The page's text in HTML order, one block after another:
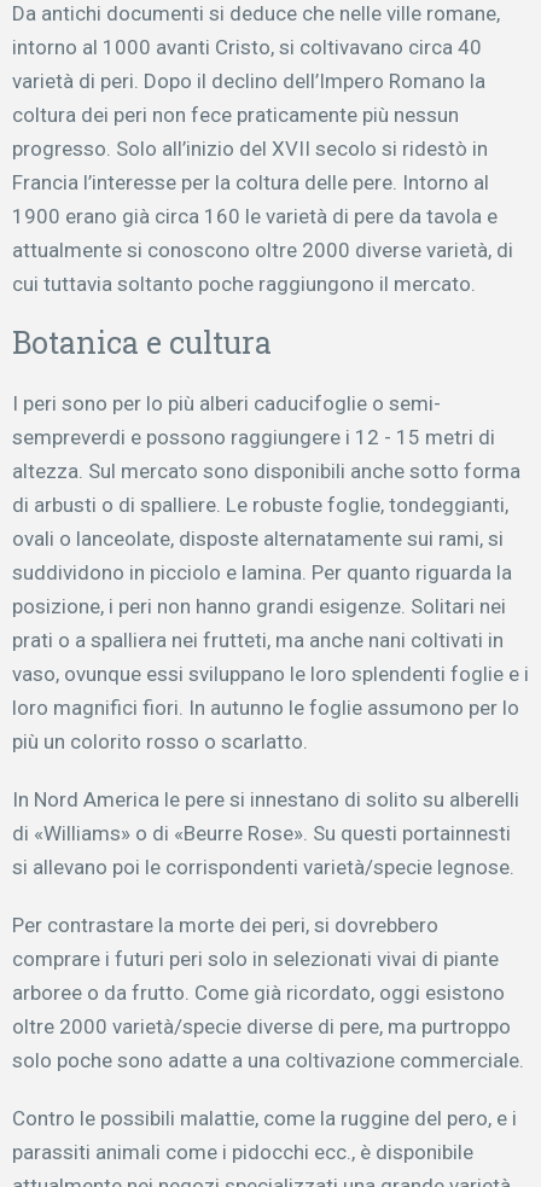
Da antichi documenti si deduce che nelle ville romane,
intorno al 1000 avanti Cristo, si coltivavano circa 40
varietà di peri. Dopo il declino dell’Impero Romano la
coltura dei peri non fece praticamente più nessun
progresso. Solo all’inizio del XVII secolo si ridestò in
Francia l’interesse per la coltura delle pere. Intorno al
1900 erano già circa 160 le varietà di pere da tavola e
attualmente si conoscono oltre 2000 diverse varietà, di
cui tuttavia soltanto poche raggiungono il mercato.
Botanica e cultura
I peri sono per lo più alberi caducifoglie o semi-
sempreverdi e possono raggiungere i 12 - 15 metri di
altezza. Sul mercato sono disponibili anche sotto forma
di arbusti o di spalliere. Le robuste foglie, tondeggianti,
ovali o lanceolate, disposte alternatamente sui rami, si
suddividono in picciolo e lamina. Per quanto riguarda la
posizione, i peri non hanno grandi esigenze. Solitari nei
prati o a spalliera nei frutteti, ma anche nani coltivati in
vaso, ovunque essi sviluppano le loro splendenti foglie e i
loro magnifici fiori. In autunno le foglie assumono per lo
più un colorito rosso o scarlatto.
In Nord America le pere si innestano di solito su alberelli
di «Williams» o di «Beurre Rose». Su questi portainnesti
si allevano poi le corrispondenti varietà/specie legnose.
Per contrastare la morte dei peri, si dovrebbero
comprare i futuri peri solo in selezionati vivai di piante
arboree o da frutto. Come già ricordato, oggi esistono
oltre 2000 varietà/specie diverse di pere, ma purtroppo
solo poche sono adatte a una coltivazione commerciale.
Contro le possibili malattie, come la ruggine del pero, e i
parassiti animali come i pidocchi ecc., è disponibile